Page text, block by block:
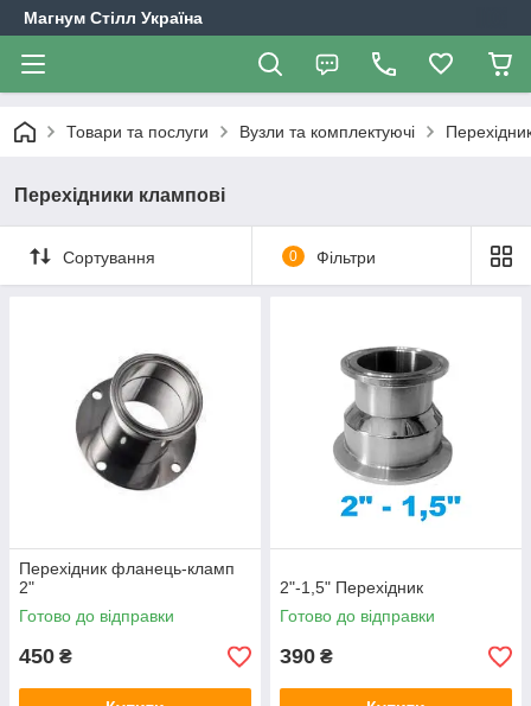
Магнум Стілл Україна
Товари та послуги Вузли та комплектуючі
Перехідники клампові
Сортування 0 Фільтри
Перехідник фланець-кламп
2"
Готово до відправки
450 ₴
2"-1,5" Перехідник
Готово до відправки
390 ₴